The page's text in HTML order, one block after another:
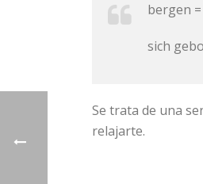
bergen
sich
Se trata de una
relajarte.